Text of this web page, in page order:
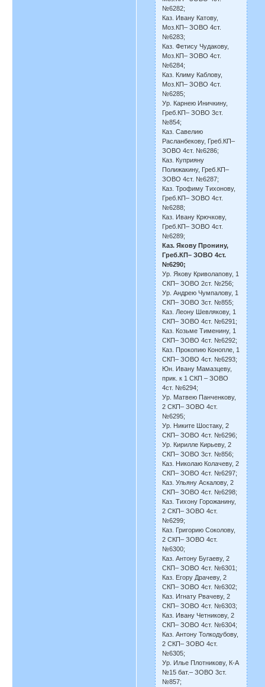
№6282;
Каз. Ивану Катову,
Моз.КП– ЗОВО 4ст.
№6283;
Каз. Фетису Чудакову,
Моз.КП– ЗОВО 4ст.
№6284;
Каз. Климу Каблову,
Моз.КП– ЗОВО 4ст.
№6285;
Ур. Карнею Иничкину,
Греб.КП– ЗОВО 3ст.
№854;
Каз. Савелию
Расланбекову, Греб.КП–
ЗОВО 4ст. №6286;
Каз. Куприяну
Полижакину, Греб.КП–
ЗОВО 4ст. №6287;
Каз. Трофиму Тихонову,
Греб.КП– ЗОВО 4ст.
№6288;
Каз. Ивану Крючкову,
Греб.КП– ЗОВО 4ст.
№6289;
Каз. Якову Пронину,
Греб.КП– ЗОВО 4ст.
№6290;
Ур. Якову Криволапову, 1
СКП– ЗОВО 2ст. №256;
Ур. Андрею Чумпалову, 1
СКП– ЗОВО 3ст. №855;
Каз. Леону Шевлякову, 1
СКП– ЗОВО 4ст. №6291;
Каз. Козьме Тименину, 1
СКП– ЗОВО 4ст. №6292;
Каз. Прокопию Конопле, 1
СКП– ЗОВО 4ст. №6293;
Юн. Ивану Мамазцеву,
прик. к 1 СКП – ЗОВО
4ст. №6294;
Ур. Матвею Панченкову,
2 СКП– ЗОВО 4ст.
№6295;
Ур. Никите Шостаку, 2
СКП– ЗОВО 4ст. №6296;
Ур. Кирилле Кирьеву, 2
СКП– ЗОВО 3ст. №856;
Каз. Николаю Колачеву, 2
СКП– ЗОВО 4ст. №6297;
Каз. Ульяну Аскалову, 2
СКП– ЗОВО 4ст. №6298;
Каз. Тихону Горожанину,
2 СКП– ЗОВО 4ст.
№6299;
Каз. Григорию Соколову,
2 СКП– ЗОВО 4ст.
№6300;
Каз. Антону Бугаеву, 2
СКП– ЗОВО 4ст. №6301;
Каз. Егору Драчеву, 2
СКП– ЗОВО 4ст. №6302;
Каз. Игнату Рвачеву, 2
СКП– ЗОВО 4ст. №6303;
Каз. Ивану Четникову, 2
СКП– ЗОВО 4ст. №6304;
Каз. Антону Толкодубову,
2 СКП– ЗОВО 4ст.
№6305;
Ур. Илье Плотникову, К-А
№15 бат.– ЗОВО 3ст.
№857;